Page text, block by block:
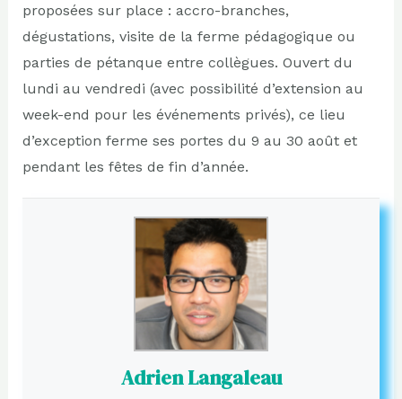
proposées sur place : accro-branches,
dégustations, visite de la ferme pédagogique ou
parties de pétanque entre collègues. Ouvert du
lundi au vendredi (avec possibilité d’extension au
week-end pour les événements privés), ce lieu
d’exception ferme ses portes du 9 au 30 août et
pendant les fêtes de fin d’année.
Adrien Langaleau